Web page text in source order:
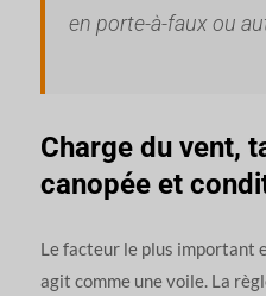
en porte-à-faux ou
Charge du vent,
canopée et
Le facteur le plus important
agit comme une voile. La